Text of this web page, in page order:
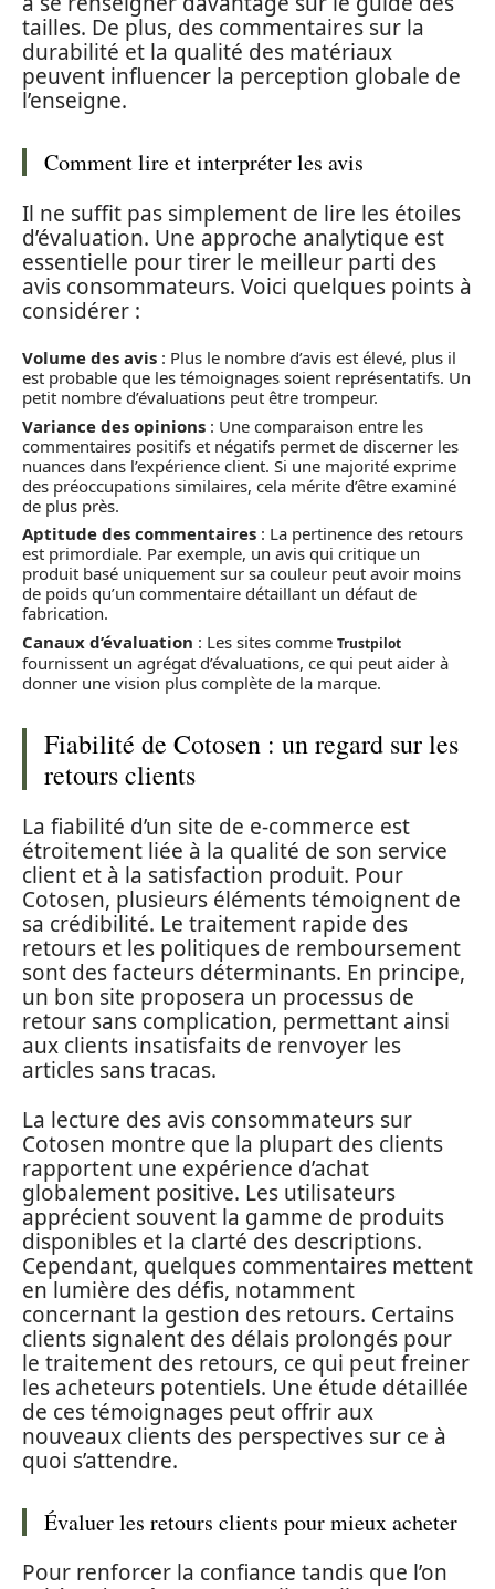
tailles. De plus, des commentaires sur la
durabilité et la qualité des matériaux
peuvent influencer la perception globale de
l’enseigne.
Comment lire et interpréter les avis
Il ne suffit pas simplement de lire les étoiles
d’évaluation. Une approche analytique est
essentielle pour tirer le meilleur parti des
avis consommateurs. Voici quelques points à
considérer :
Volume des avis : Plus le nombre d’avis est élevé, plus il
est probable que les témoignages soient représentatifs. Un
petit nombre d’évaluations peut être trompeur.
Variance des opinions : Une comparaison entre les
commentaires positifs et négatifs permet de discerner les
nuances dans l’expérience client. Si une majorité exprime
des préoccupations similaires, cela mérite d’être examiné
de plus près.
Aptitude des commentaires : La pertinence des retours
est primordiale. Par exemple, un avis qui critique un
produit basé uniquement sur sa couleur peut avoir moins
de poids qu’un commentaire détaillant un défaut de
fabrication.
Canaux d’évaluation : Les sites comme Trustpilot
fournissent un agrégat d’évaluations, ce qui peut aider à
donner une vision plus complète de la marque.
Fiabilité de Cotosen : un regard sur les
retours clients
La fiabilité d’un site de e-commerce est
étroitement liée à la qualité de son service
client et à la satisfaction produit. Pour
Cotosen, plusieurs éléments témoignent de
sa crédibilité. Le traitement rapide des
retours et les politiques de remboursement
sont des facteurs déterminants. En principe,
un bon site proposera un processus de
retour sans complication, permettant ainsi
aux clients insatisfaits de renvoyer les
articles sans tracas.
La lecture des avis consommateurs sur
Cotosen montre que la plupart des clients
rapportent une expérience d’achat
globalement positive. Les utilisateurs
apprécient souvent la gamme de produits
disponibles et la clarté des descriptions.
Cependant, quelques commentaires mettent
en lumière des défis, notamment
concernant la gestion des retours. Certains
clients signalent des délais prolongés pour
le traitement des retours, ce qui peut freiner
les acheteurs potentiels. Une étude détaillée
de ces témoignages peut offrir aux
nouveaux clients des perspectives sur ce à
quoi s’attendre.
Évaluer les retours clients pour mieux acheter
Pour renforcer la confiance tandis que l’on